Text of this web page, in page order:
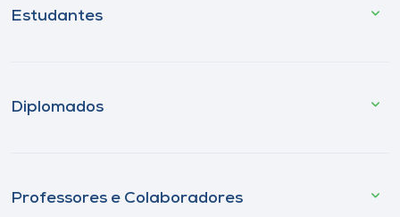
Estudantes
Diplomados
Professores e Colaboradores